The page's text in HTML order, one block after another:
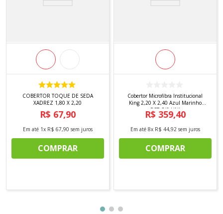
COBERTOR TOQUE DE SEDA
XADREZ 1,80 X 2,20
R$ 67,90
Em até 1x R$ 67,90 sem juros
COMPRAR
Cobertor Microfibra Institucional
King 2,20 X 2,40 Azul Marinho
PCT C/6 UNI
R$ 359,40
Em até 8x R$ 44,92 sem juros
COMPRAR